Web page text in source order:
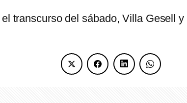
transcurso del sábado, Villa Gesell